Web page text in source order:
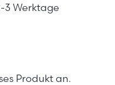
3 Werktage
gewünschten
Produkt an.